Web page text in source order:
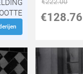
€128.76